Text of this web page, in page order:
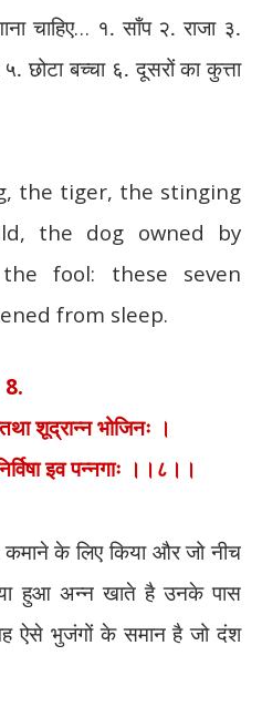
चाहिए… १. साँप २. राजा ३.
छोटा बच्चा ६. दूसरों का कुत्ता
the tiger, the stinging
the dog owned by
fool: these seven
from sleep.
8.
शूद्रान्न भोजिनः ।
इव पन्नगाः ।।८।।
कमाने के लिए किया और जो नीच
हुआ अन्न खाते है उनके पास
ऐसे भुजंगों के समान है जो दंश